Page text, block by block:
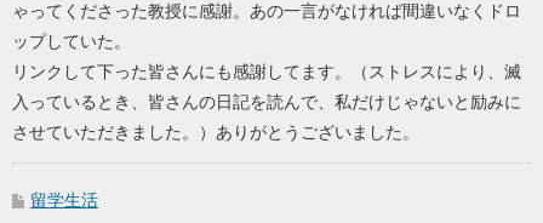
ゃってくださった教授に感謝。あの一言がなければ間違いなくドロ
ップしていた。
リンクして下った皆さんにも感謝してます。（ストレスにより、滅
入っているとき、皆さんの日記を読んで、私だけじゃないと励みに
させていただきました。）ありがとうございました。
留学生活